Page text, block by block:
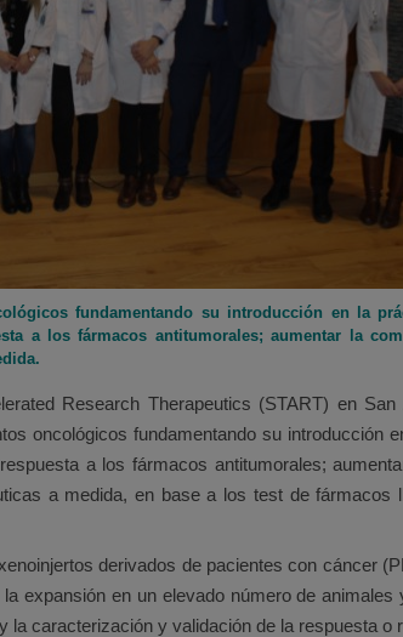
fundamentando su introducción en la
a los fármacos antitumorales; aumentar la
Research Therapeutics (START) en
oncológicos fundamentando su introducción
a los fármacos antitumorales;
a medida, en base a los test de
derivados de pacientes con cáncer
expansión en un elevado número de
caracterización y validación de la respuesta